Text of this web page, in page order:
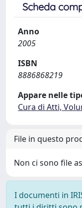
Scheda
Anno
2005
ISBN
8886868219
Appare nelle
Cura di Atti,
File in questo
Non ci sono file
I documenti in